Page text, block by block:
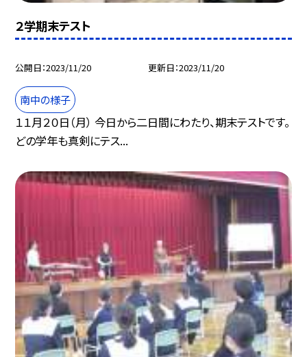
２学期末テスト
公開日 2023/11/20 更新日 2023/11/20
南中の様子
１１月２０日（月） 今日から二日間にわたり、期末テストです。
どの学年も真剣にテス...